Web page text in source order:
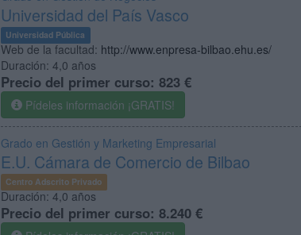
Universidad del País Vasco
Universidad Pública
Web de la facultad: http://www.enpresa-bilbao.ehu.es/
Duración: 4,0 años
Precio del primer curso: 823 €
Pídeles información ¡GRATIS!
Grado en Gestión y Marketing Empresarial
E.U. Cámara de Comercio de Bilbao
Centro Adscrito Privado
Duración: 4,0 años
Precio del primer curso: 8.240 €